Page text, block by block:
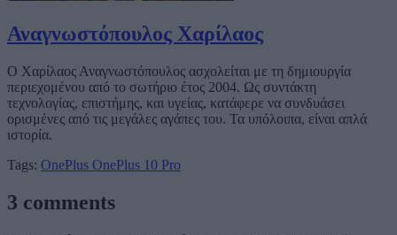
Αναγνωστόπουλος Χαρίλαος
Ο Χαρίλαος Αναγνωστόπουλος ασχολείται με τη δημιουργία
περιεχομένου από το σωτήριο έτος 2004. Ως συντάκτη
τεχνολογίας, επιστήμης, και υγείας, κατάφερε να συνδυάσει
ορισμένες από τις μεγάλες αγάπες του. Τα υπόλοιπα, είναι απλά
ιστορία.
Tags: OnePlus OnePlus 10 Pro
3 comments